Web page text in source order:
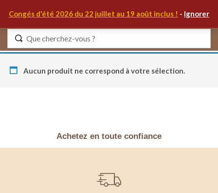
Congés d'été 2026 du 22 juillet au 19 août inclus ! - Ignorer
Aucun produit ne correspond à votre sélection.
Achetez en toute confiance
Identifiez-vous
MON COMPTE